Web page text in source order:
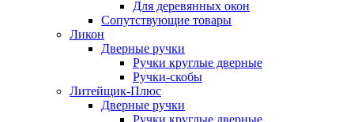
Для деревянных окон
Сопутствующие товары
Ликон
Дверные ручки
Ручки круглые дверные
Ручки-скобы
Литейщик-Плюс
Дверные ручки